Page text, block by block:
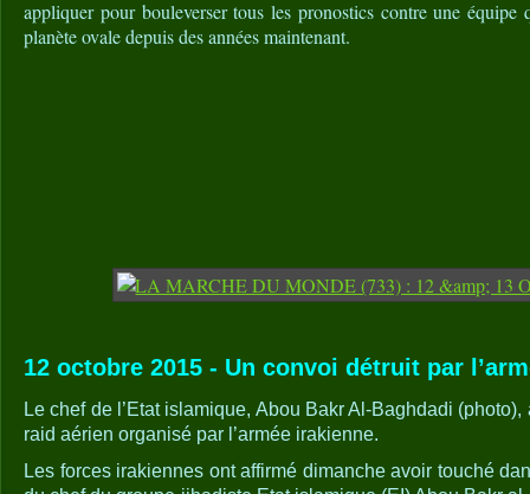
appliquer pour bouleverser tous les pronostics contre une équipe
planète ovale depuis des années maintenant.
12 octobre 2015 - Un convoi détruit par
Le chef de l’Etat islamique, Abou Bakr Al-Baghdadi (photo),
raid aérien organisé par l’armée irakienne.
Les forces irakiennes ont affirmé dimanche avoir touché